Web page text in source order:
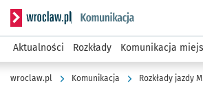
Serwis informacyjny wroclaw.pl
Aktualności Rozkłady Komunikacja
wroclaw.pl Komunikacja Rozkłady jazdy